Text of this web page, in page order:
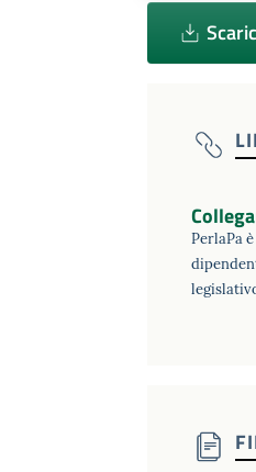
PerlaPa